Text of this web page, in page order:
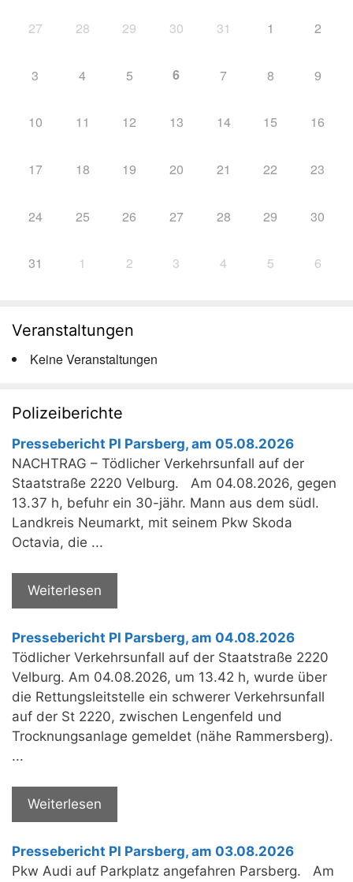
27 28 29 30 31 1 2
3 4 5 6 7 8 9
10 11 12 13 14 15 16
17 18 19 20 21 22 23
24 25 26 27 28 29 30
31 1 2 3 4 5 6
Veranstaltungen
Keine Veranstaltungen
Polizeiberichte
Pressebericht PI Parsberg, am 05.08.2026
NACHTRAG – Tödlicher Verkehrsunfall auf der
Staatstraße 2220 Velburg. Am 04.08.2026, gegen
13.37 h, befuhr ein 30-jähr. Mann aus dem südl.
Landkreis Neumarkt, mit seinem Pkw Skoda
Octavia, die ...
Weiterlesen
Pressebericht PI Parsberg, am 04.08.2026
Tödlicher Verkehrsunfall auf der Staatstraße 2220
Velburg. Am 04.08.2026, um 13.42 h, wurde über
die Rettungsleitstelle ein schwerer Verkehrsunfall
auf der St 2220, zwischen Lengenfeld und
Trocknungsanlage gemeldet (nähe Rammersberg).
...
Weiterlesen
Pressebericht PI Parsberg, am 03.08.2026
Pkw Audi auf Parkplatz angefahren Parsberg. Am